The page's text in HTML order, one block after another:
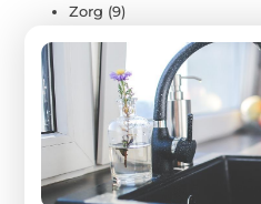
Zorg (9)